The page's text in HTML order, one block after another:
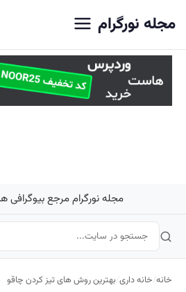
مجله نورگرام
مجله نورگرام مرجع بیوگرافی
خانه/خانه داری/بهترین روش های تیز کردن چاقو